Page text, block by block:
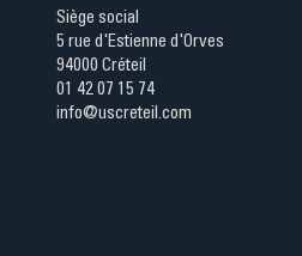
Siège social
5 rue d'Estienne d'Orves
94000 Créteil
01 42 07 15 74
info@uscreteil.com